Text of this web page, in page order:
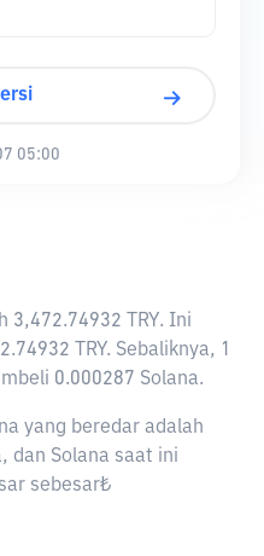
05:00
3,472.74932 TRY. Ini
TRY. Sebaliknya, 1
0.000287 Solana.
yang beredar adalah
dan Solana saat ini
sebesar₺